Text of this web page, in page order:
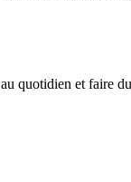
au quotidien et faire